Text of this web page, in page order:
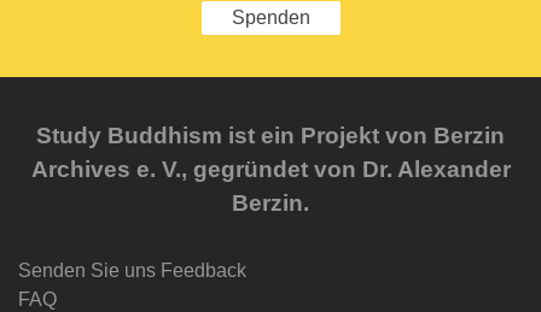
Spenden
Study Buddhism ist ein Projekt von Berzin
Archives e. V., gegründet von Dr. Alexander
Berzin.
Senden Sie uns Feedback
FAQ